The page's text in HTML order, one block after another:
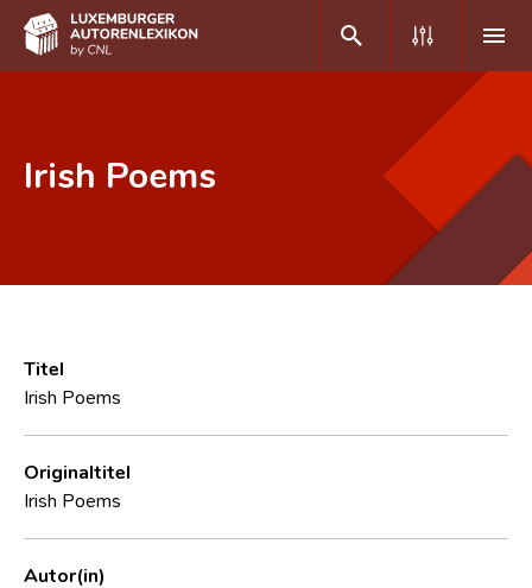
Häufige Fragen und Antworten
CNL
Forschungsgruppe
Kontakt
Irish Poems
Titel
Irish Poems
Originaltitel
Irish Poems
Autor(in)